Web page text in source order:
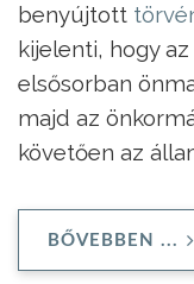
benyújtott
kijelenti, hogy
elsősorban
majd az
követően az
BŐVEBBEN ...